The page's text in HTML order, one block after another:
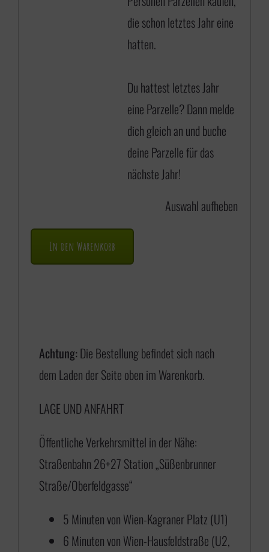
die schon letztes Jahr eine
hatten.
Du hattest letztes Jahr
eine Parzelle? Dann melde
dich gleich an und buche
deine Parzelle für das
nächste Jahr!
Auswahl aufheben
In den Warenkorb
Achtung: Die Bestellung befindet sich nach
dem Laden der Seite oben im Warenkorb.
LAGE UND ANFAHRT
Öffentliche Verkehrsmittel in der Nähe:
Straßenbahn 26+27 Station „Süßenbrunner
Straße/Oberfeldgasse“
5 Minuten von Wien-Kagraner Platz (U1)
6 Minuten von Wien-Hausfeldstraße (U2,